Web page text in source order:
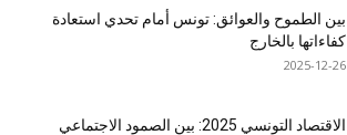
بين الطموح والعوائق: تونس أمام تحدي استعادة
كفاءاتها بالخارج
2025-12-26
الاقتصاد التونسي 2025: بين الصمود الاجتماعي